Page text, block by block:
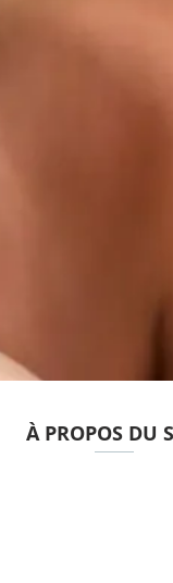
À PROPOS DU